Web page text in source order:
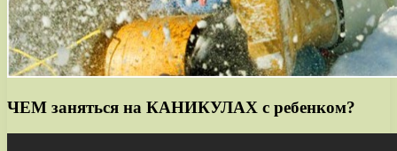
ЧЕМ заняться на КАНИКУЛАХ с ребенком?